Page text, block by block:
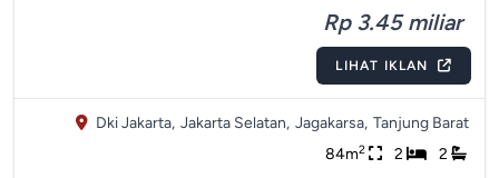
Rp 3.45 miliar
LIHAT IKLAN
Dki Jakarta, Jakarta Selatan, Jagakarsa, Tanjung Barat
84m2 2 2